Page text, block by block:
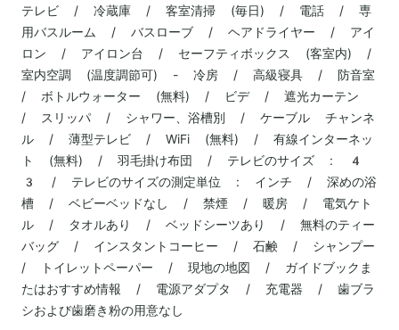
テレビ / 冷蔵庫 / 客室清掃 (毎日) / 電話 / 専
用バスルーム / バスローブ / ヘアドライヤー / アイ
ロン / アイロン台 / セーフティボックス (客室内) /
室内空調 (温度調節可) - 冷房 / 高級寝具 / 防音室
/ ボトルウォーター (無料) / ビデ / 遮光カーテン
/ スリッパ / シャワー、浴槽別 / ケーブル チャンネ
ル / 薄型テレビ / WiFi (無料) / 有線インターネッ
ト (無料) / 羽毛掛け布団 / テレビのサイズ : 4
3 / テレビのサイズの測定単位 : インチ / 深めの浴
槽 / ベビーベッドなし / 禁煙 / 暖房 / 電気ケト
ル / タオルあり / ベッドシーツあり / 無料のティー
バッグ / インスタントコーヒー / 石鹸 / シャンプー
/ トイレットペーパー / 現地の地図 / ガイドブックま
たはおすすめ情報 / 電源アダプタ / 充電器 / 歯ブラ
シおよび歯磨き粉の用意なし